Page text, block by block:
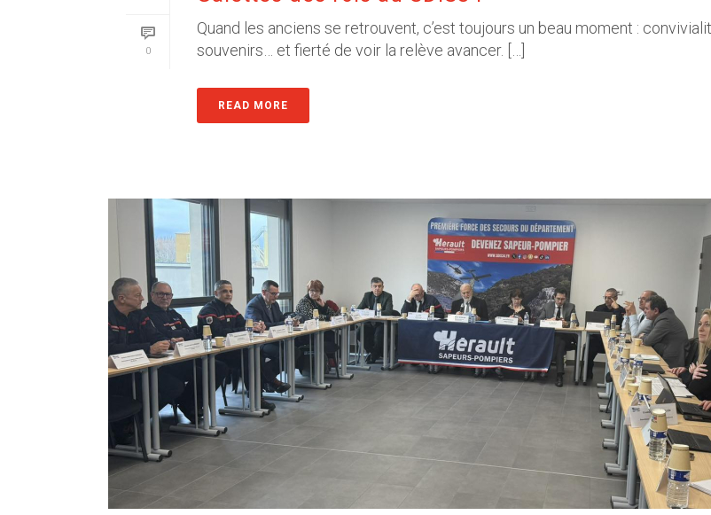
0
Quand les anciens se retrouvent, c’est toujours un beau moment :
souvenirs… et fierté de voir la relève avancer. […]
READ MORE